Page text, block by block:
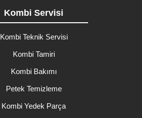
Kombi Servisi
Kombi Teknik Servisi
Kombi Tamiri
Kombi Bakımı
Petek Temizleme
Kombi Yedek Parça